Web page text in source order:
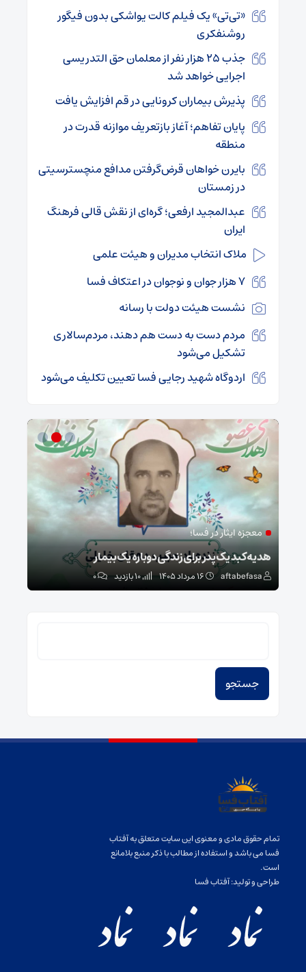
«تی‌تی» یک فیلم کالت یواشکی بدون فیگور
روشنفکری
جذب ۲۵ هزار نفر از معلمان حق التدریسی
اجرایی خواهد شد
پذیرش بیماران کرونایی در قم افزایش یافت
پایان تفاهم؛ آغاز بازتعریف موازنه قدرت در
منطقه
بایرن خواهان قرض‌گرفتن مدافع منچسترسیتی
در زمستان
عبدالمجید ارفعی؛ گره‌ای از نقش قالی فرهنگ
ایران
ملاک انتخاب مدیران و هیئت علمی
۷ هزار جوان و نوجوان در اعتکاف فسا
نشست هیئت دولت با رسانه
مردم دست به‌ دست هم دهند، مردم‌سالاری
تشکیل می‌شود
اردوگاه شهید رجایی فسا تعیین تکلیف می‌شود
معجزه ایثار در فسا؛
هدیه کبد یک پدر برای زندگی دوباره یک بیمار
aftabefasa ۱۶ مرداد ۱۴۰۵ 10 بازدید ۰
تمام حقوق مادی و معنوی این سایت متعلق به آفتاب
فسا می باشد و استفاده از مطالب با ذکر منبع بلامانع
است.
طراحی و تولید:آفتاب فسا